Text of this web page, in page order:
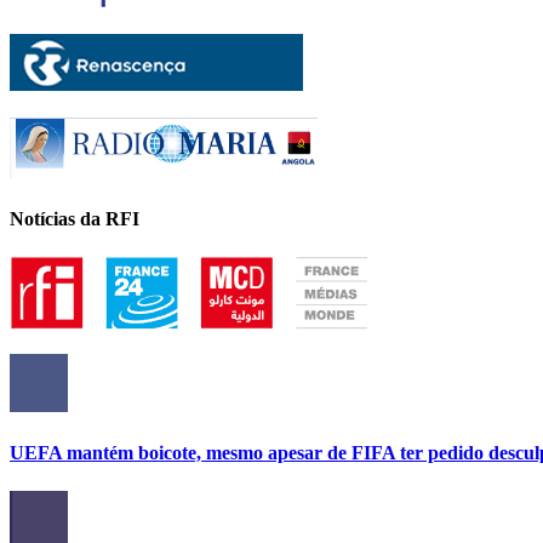
Notícias da RFI
UEFA mantém boicote, mesmo apesar de FIFA ter pedido